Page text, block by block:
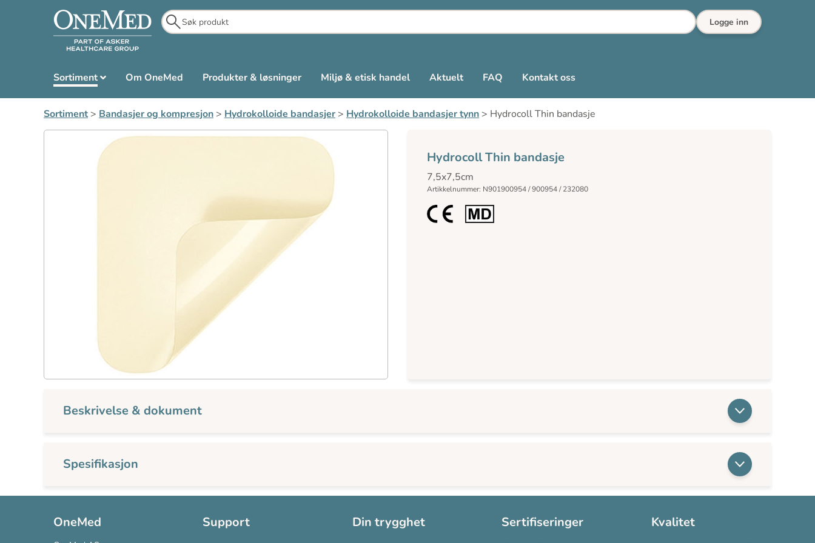
Logge inn
Sortiment Om OneMed Produkter & løsninger Miljø & etisk handel Aktuelt FAQ Kontakt oss
Sortiment> Bandasjer og kompresjon> Hydrokolloide bandasjer> Hydrokolloide bandasjer tynn> Hydrocoll Thin bandasje
Hydrocoll Thin bandasje
7,5x7,5cm
Artikkelnummer: N901900954 / 900954 / 232080
Beskrivelse & dokument
Spesifikasjon
OneMed Support Din trygghet Sertifiseringer Kvalitet